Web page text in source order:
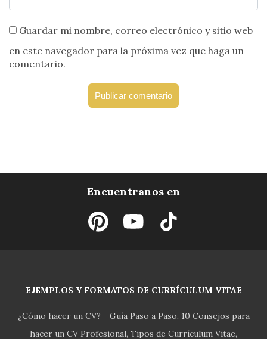
Guardar mi nombre, correo electrónico y sitio web
en este navegador para la próxima vez que haga un
comentario.
Encuentranos en
EJEMPLOS Y FORMATOS DE CURRÍCULUM VITAE
¿Cómo hacer un CV? - Guía Paso a Paso 10 Consejos para
hacer un CV Profesional Tipos de Currículum Vitae